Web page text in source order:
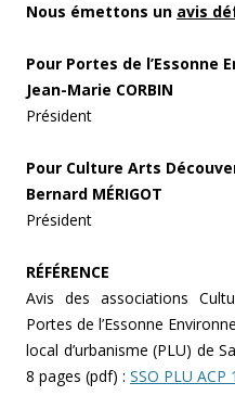
Nous émettons un avis
Pour Portes de l’Essonne
Jean-Marie CORBIN
Président
Pour Culture Arts
Bernard MÉRIGOT
Président
RÉFÉRENCE
Avis des associations
Portes de l’Essonne
local d’urbanisme (PLU) de
8 pages (pdf) : SSO PLU ACP